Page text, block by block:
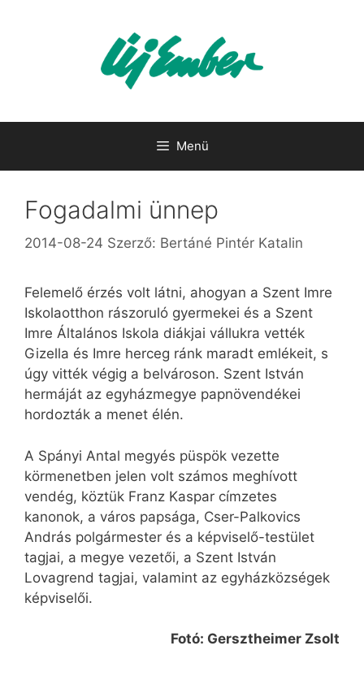
Menü
Fogadalmi ünnep
2014-08-24 Szerző: Bertáné Pintér Katalin
Felemelő érzés volt látni, ahogyan a Szent Imre
Iskolaotthon rászoruló gyermekei és a Szent
Imre Általános Iskola diákjai vállukra vették
Gizella és Imre herceg ránk maradt emlékeit, s
úgy vitték végig a belvároson. Szent István
hermáját az egyházmegye papnövendékei
hordozták a menet élén.
A Spányi Antal megyés püspök vezette
körmenetben jelen volt számos meghívott
vendég, köztük Franz Kaspar címzetes
kanonok, a város papsága, Cser-Palkovics
András polgármester és a képviselő-testület
tagjai, a megye vezetői, a Szent István
Lovagrend tagjai, valamint az egyházközségek
képviselői.
Fotó: Gersztheimer Zsolt